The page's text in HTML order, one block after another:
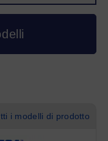
i modelli di prodotto